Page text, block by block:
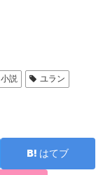
小説 ユラン
はてブ